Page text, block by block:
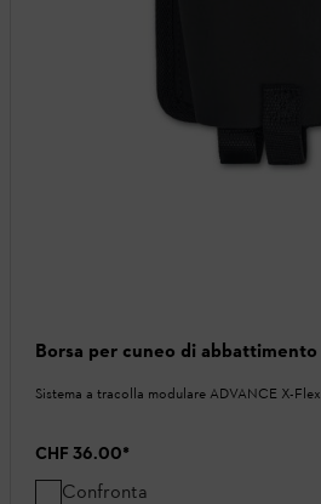
Borsa per cuneo di abbattimento
Sistema a tracolla modulare ADVANCE X-Flex
CHF 36.00*
Confronta